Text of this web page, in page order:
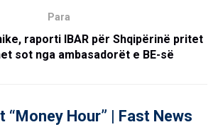
Para
raporti IBAR për Shqipërinë pritet
sot nga ambasadorët e BE-së
“Money Hour” | Fast News